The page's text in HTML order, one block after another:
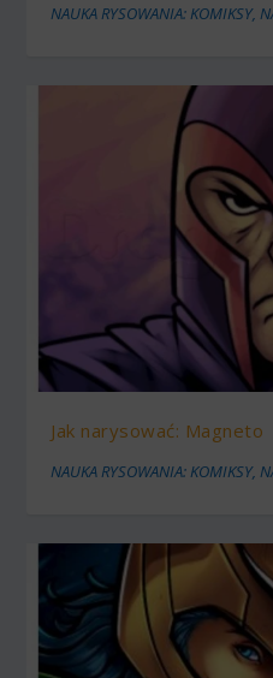
NAUKA RYSOWANIA: KOMIKSY,
Jak narysować: Magneto
NAUKA RYSOWANIA: KOMIKSY,